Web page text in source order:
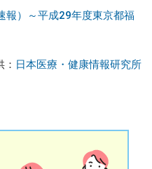
報）～平成29年度東京都福
日本医療・健康情報研究所